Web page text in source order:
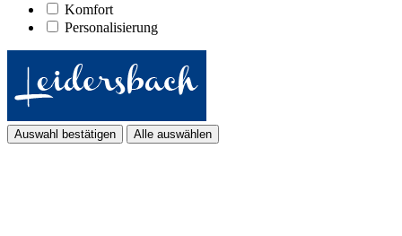
Komfort
Personalisierung
Auswahl bestätigen Alle auswählen